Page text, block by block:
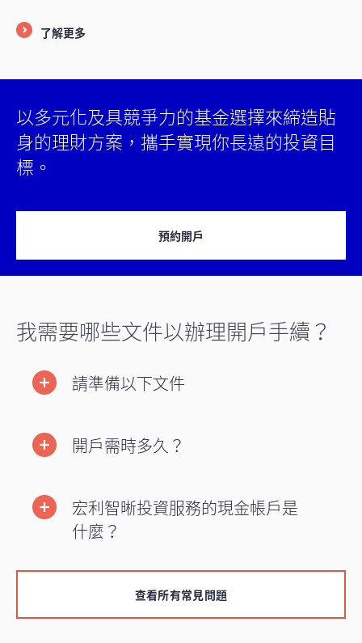
了解更多
以多元化及具競爭力的基金選擇來締造貼
身的理財方案，攜手實現你長遠的投資目
標。
預約開戶
我需要哪些文件以辦理開戶手續？
請準備以下文件
開戶需時多久？
宏利智晰投資服務的現金帳戶是
什麼？
查看所有常見問題